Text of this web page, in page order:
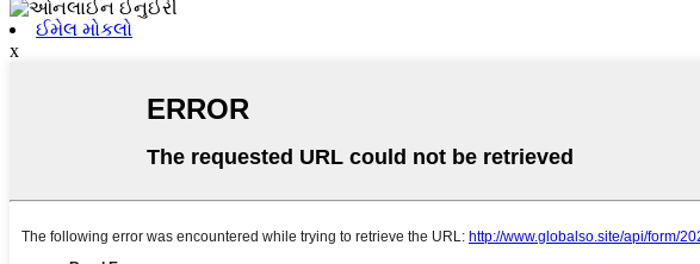
ઈમેલ મોકલો
x